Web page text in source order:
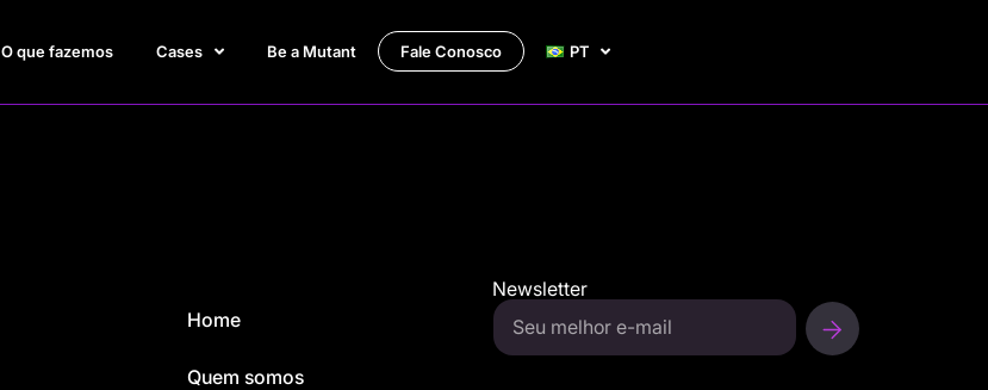
O que fazemos Cases Be a Mutant Fale Conosco PT
Home
Quem somos
Newsletter